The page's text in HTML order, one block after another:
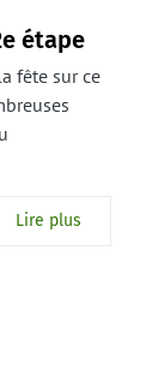
étape
fête sur ce
Lire plus